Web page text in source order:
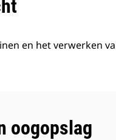
en het verwerken
oogopslag